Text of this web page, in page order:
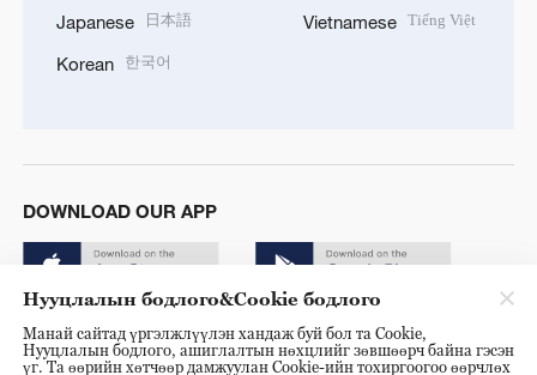
Japanese 日本語
Korean 한국어
Vietnamese Tiếng Việt
DOWNLOAD OUR APP
Нууцлалын бодлого&Cookie бодлого
Манай сайтад үргэлжлүүлэн хандаж буй бол та Cookie,
Нууцлалын бодлого, ашиглалтын нөхцлийг зөвшөөрч байна гэсэн
үг. Та өөрийн хөтчөөр дамжуулан Cookie-ийн тохиргоогоо өөрчлөх